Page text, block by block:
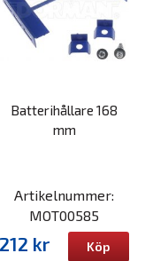
Batterihållare 168
mm
Artikelnummer:
MOT00585
212 kr Köp